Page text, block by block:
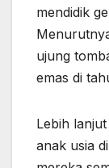
mendidik
ujung
emas di
Lebih
anak usia